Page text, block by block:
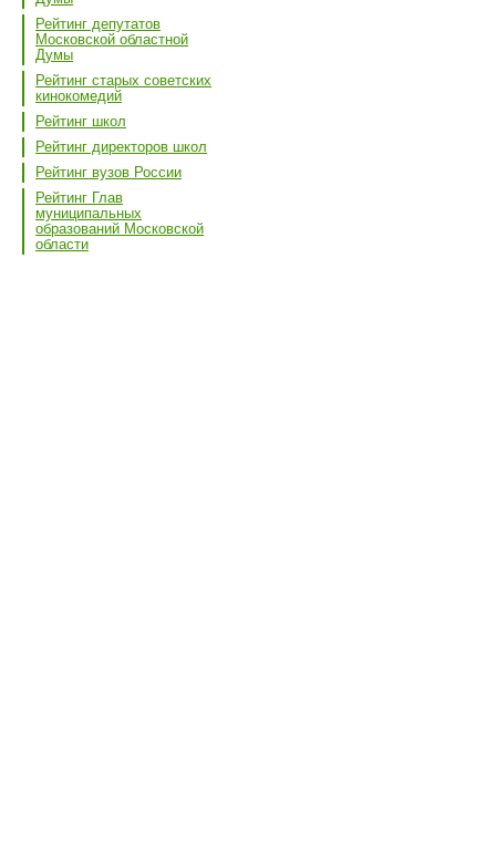
Рейтинг депутатов
Московской областной
Думы
Рейтинг старых советских
кинокомедий
Рейтинг школ
Рейтинг директоров школ
Рейтинг вузов России
Рейтинг Глав
муниципальных
образований Московской
области